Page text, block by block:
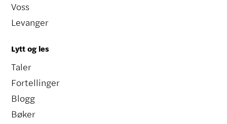
Voss
Levanger
Lytt og les
Taler
Fortellinger
Blogg
Bøker